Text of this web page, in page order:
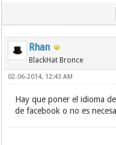
Rhan
BlackHat Bronce
02-06-2014, 12:43 AM
Hay que poner el idioma
de facebook o no es